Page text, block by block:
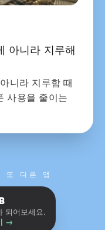
아니라 지루해
니라 지루함 때
사용을 줄이는
다른 앱
되어보세요.
→